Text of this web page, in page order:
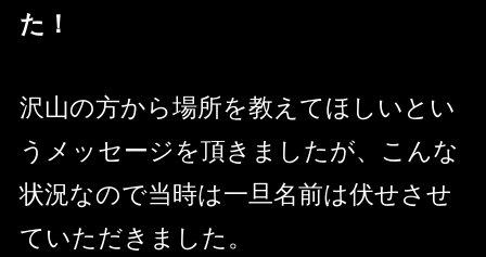
た！
沢山の方から場所を教えてほしいとい
うメッセージを頂きましたが、こんな
状況なので当時は一旦名前は伏せさせ
ていただきました。